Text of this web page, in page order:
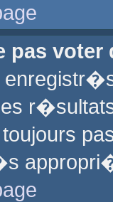
pas voter